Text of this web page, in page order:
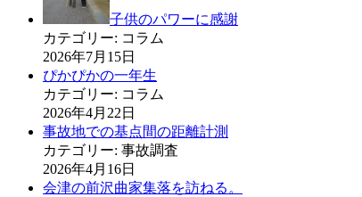
子供のパワーに感謝
カテゴリー: コラム
2026年7月15日
ぴかぴかの一年生
カテゴリー: コラム
2026年4月22日
事故地での基点間の距離計測
カテゴリー: 事故調査
2026年4月16日
会津の前沢曲家集落を訪ねる。